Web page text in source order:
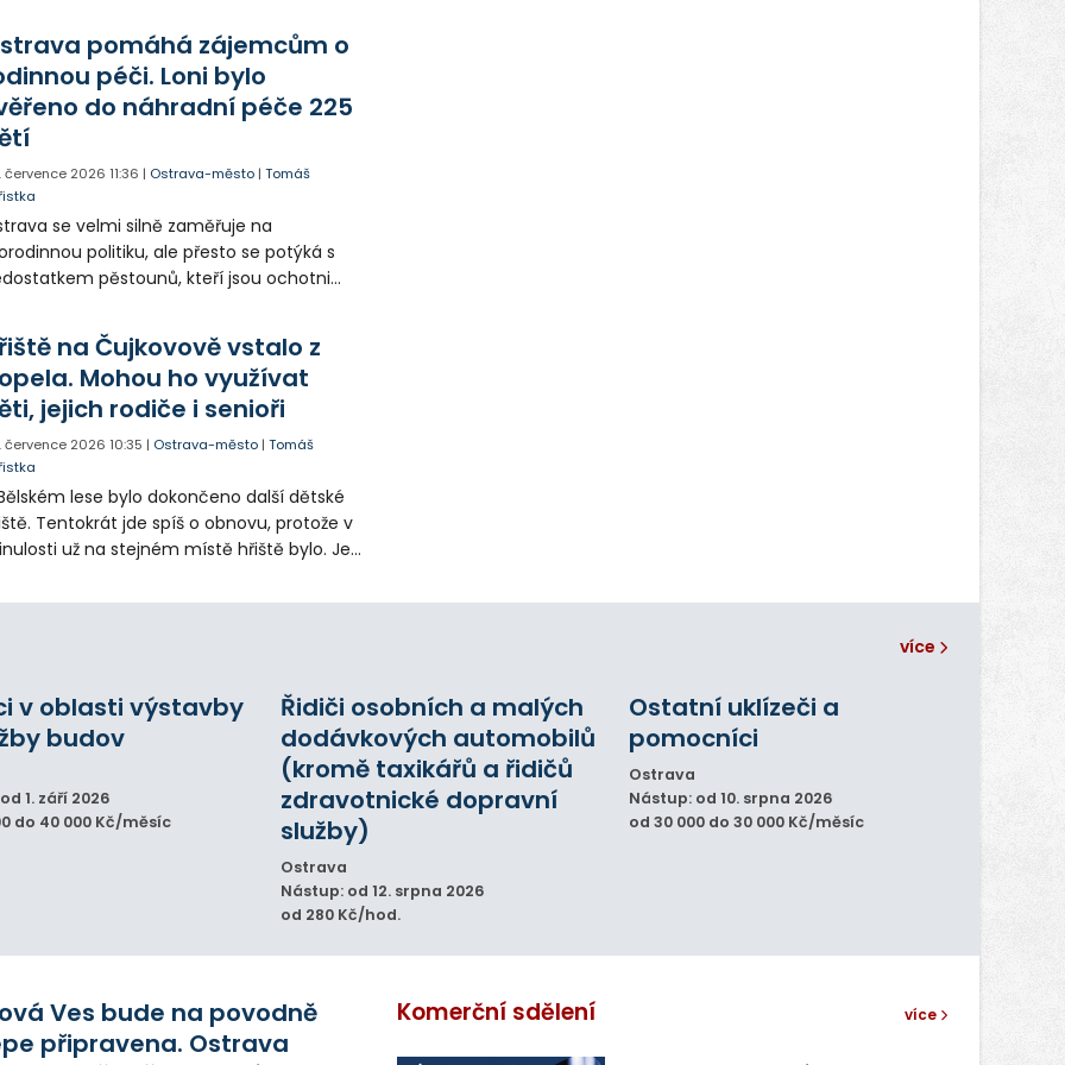
nemají být život či zdraví ohrožující, v
haly ale po dobu zásahu hasičů platí
opatření.
pomáhá zájemcům o
péči. Loni bylo
do náhradní péče 225
července 2026 11:36 | Ostrava-město |Tomáš
se velmi silně zaměřuje na
politiku, ale přesto se potýká s
pěstounů, kteří jsou ochotni
nabízí zkušené průvodce, kteří je
procesem provedou.
na Čujkovově vstalo z
Mohou ho využívat
jejich rodiče i senioři
července 2026 10:35 | Ostrava-město |Tomáš
lese bylo dokončeno další dětské
Tentokrát jde spíš o obnovu, protože v
už na stejném místě hřiště bylo. Je
nejen děti, ale i jejich rodiče nebo
více
v oblasti výstavby
budov
1. září 2026
do 40 000 Kč/měsíc
Řidiči osobních a malých
dodávkových automobilů
(kromě taxikářů a řidičů
zdravotnické dopravní
služby)
Ostrava
Nástup: od 12. srpna 2026
od 280 Kč/hod.
Ostatní uklízeči a
pomocníci
Ostrava
Nástup: od 10. srpna 2026
od 30 000 do 30 000 Kč/měsíc
Ves bude na povodně
připravena. Ostrava
Komerční sdělení více